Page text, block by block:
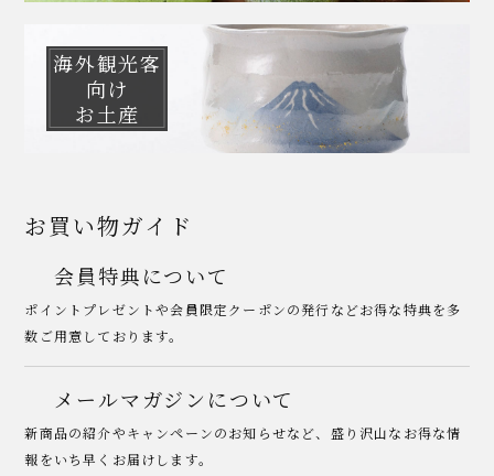
海外観光客
向け
お土産
お買い物ガイド
会員特典について
ポイントプレゼントや会員限定クーポンの発行などお得な特典を多
数ご用意しております。
メールマガジンについて
新商品の紹介やキャンペーンのお知らせなど、盛り沢山なお得な情
報をいち早くお届けします。